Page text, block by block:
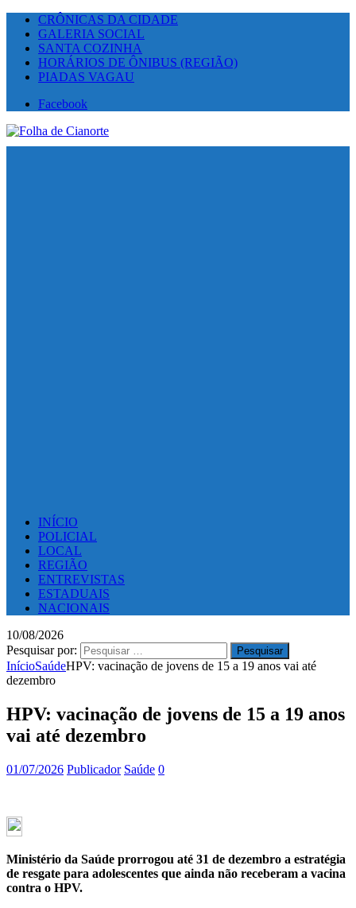
CRÔNICAS DA CIDADE
GALERIA SOCIAL
SANTA COZINHA
HORÁRIOS DE ÔNIBUS (REGIÃO)
PIADAS VAGAU
Facebook
INÍCIO
POLICIAL
LOCAL
REGIÃO
ENTREVISTAS
ESTADUAIS
NACIONAIS
10/08/2026
Pesquisar por:
InícioSaúdeHPV: vacinação de jovens de 15 a 19 anos vai até
dezembro
HPV: vacinação de jovens de 15 a 19 anos
vai até dezembro
01/07/2026 Publicador Saúde 0
Ministério da Saúde prorrogou até 31 de dezembro a estratégia
de resgate para adolescentes que ainda não receberam a vacina
contra o HPV.